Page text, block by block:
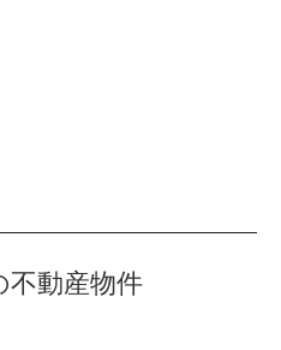
不動産物件